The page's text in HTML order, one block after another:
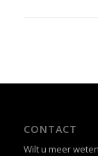
CONTACT
Wilt u meer